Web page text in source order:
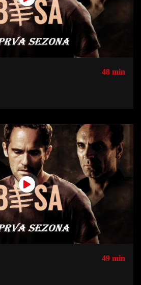
48 min
49 min